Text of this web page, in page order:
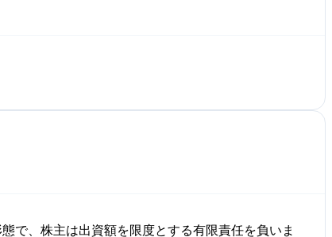
で、株主は出資額を限度とする有限責任を負いま